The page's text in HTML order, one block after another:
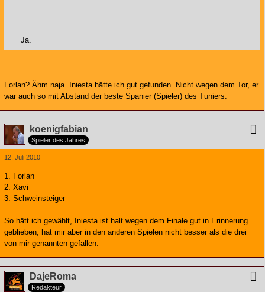
Ja.
Forlan? Ähm naja. Iniesta hätte ich gut gefunden. Nicht wegen dem Tor, er
war auch so mit Abstand der beste Spanier (Spieler) des Tuniers.
koenigfabian
Spieler des Jahres
12. Juli 2010
1. Forlan
2. Xavi
3. Schweinsteiger
So hätt ich gewählt, Iniesta ist halt wegen dem Finale gut in Erinnerung
geblieben, hat mir aber in den anderen Spielen nicht besser als die drei
von mir genannten gefallen.
DajeRoma
Redakteur